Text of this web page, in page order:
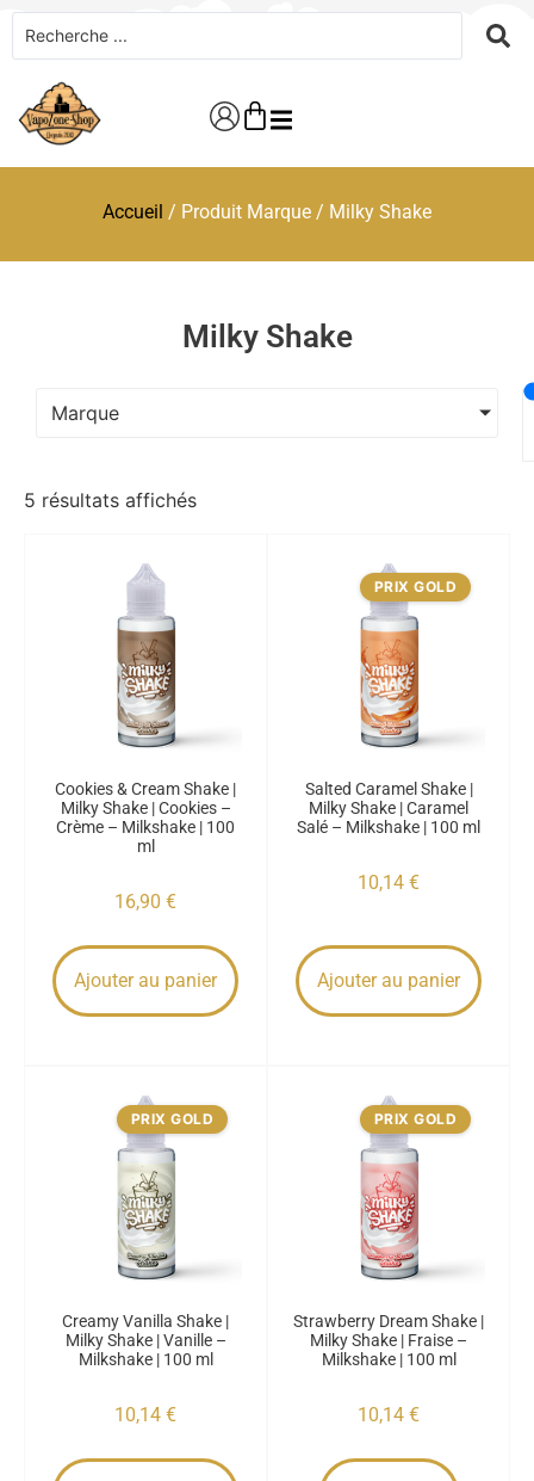
Accueil / Produit Marque / Milky Shake
Milky Shake
Marque
5 résultats affichés
Cookies & Cream Shake |
Milky Shake | Cookies –
Crème – Milkshake | 100
ml
16,90 €
Ajouter au panier
PRIX GOLD
Salted Caramel Shake |
Milky Shake | Caramel
Salé – Milkshake | 100 ml
10,14 €
Ajouter au panier
PRIX GOLD
Creamy Vanilla Shake |
Milky Shake | Vanille –
Milkshake | 100 ml
10,14 €
PRIX GOLD
Strawberry Dream Shake |
Milky Shake | Fraise –
Milkshake | 100 ml
10,14 €